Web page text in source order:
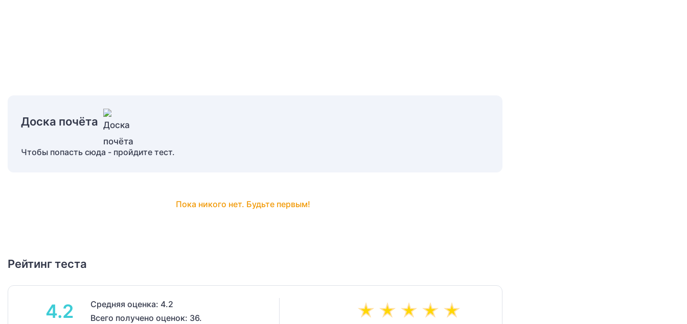
Доска почёта
Чтобы попасть сюда - пройдите тест.
Пока никого нет. Будьте первым!
Рейтинг теста
4.2
Средняя оценка: 4.2
Всего получено оценок: 36.